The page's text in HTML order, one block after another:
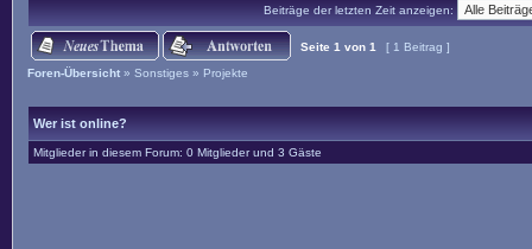
Beiträge der letzten Zeit anzeigen:
Seite 1 von 1
[ 1 Beitrag ]
Foren-Übersicht » Sonstiges » Projekte
Wer ist online?
Mitglieder in diesem Forum: 0 Mitglieder und 3 Gäste